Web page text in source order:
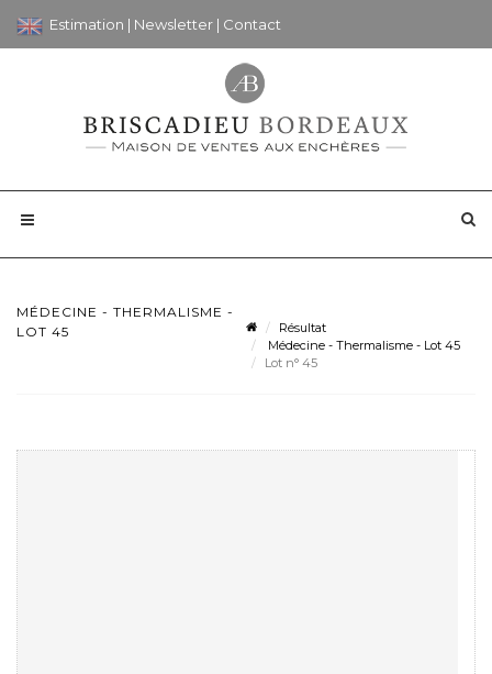
Estimation | Newsletter | Contact
MÉDECINE - THERMALISME -
LOT 45
Résultat
Médecine - Thermalisme - Lot 45
Lot n° 45